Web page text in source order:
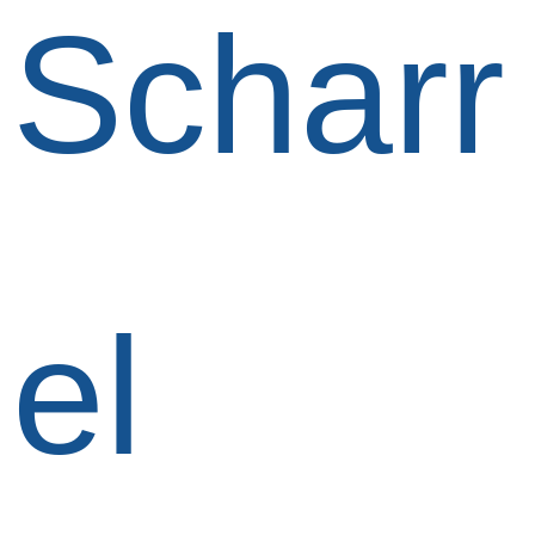
Scharr
el